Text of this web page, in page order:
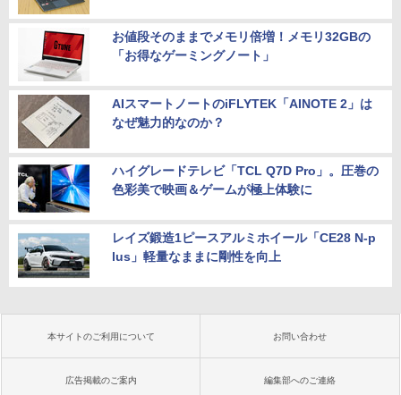
お値段そのままでメモリ倍増！メモリ32GBの
「お得なゲーミングノート」
AIスマートノートのiFLYTEK「AINOTE 2」は
なぜ魅力的なのか？
ハイグレードテレビ「TCL Q7D Pro」。圧巻の
色彩美で映画＆ゲームが極上体験に
レイズ鍛造1ピースアルミホイール「CE28 N-p
lus」軽量なままに剛性を向上
本サイトのご利用について お問い合わせ
広告掲載のご案内 編集部へのご連絡